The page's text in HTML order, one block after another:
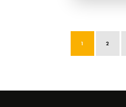
1 2